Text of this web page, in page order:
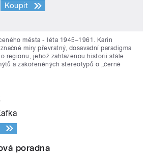
Koupit
města - léta 1945–1961. Karin
míry převratný, dosavadní paradigma
regionu, jehož zahlazenou historii stále
a zakořeněných stereotypů o „černé
poradna